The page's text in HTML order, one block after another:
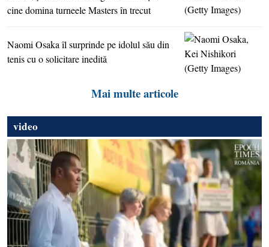
video
cine domina turneele Masters în trecut
Naomi Osaka îl surprinde pe idolul său din
tenis cu o solicitare inedită
Mai multe articole